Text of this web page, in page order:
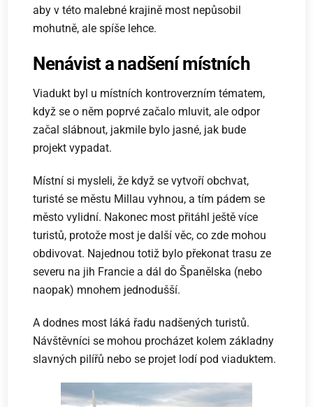
aby v této malebné krajině most nepůsobil
mohutně, ale spíše lehce.
Nenávist a nadšení místních
Viadukt byl u místních kontroverzním tématem,
když se o něm poprvé začalo mluvit, ale odpor
začal slábnout, jakmile bylo jasné, jak bude
projekt vypadat.
Místní si mysleli, že když se vytvoří obchvat,
turisté se městu Millau vyhnou, a tím pádem se
město vylidní. Nakonec most přitáhl ještě více
turistů, protože most je další věc, co zde mohou
obdivovat. Najednou totiž bylo překonat trasu ze
severu na jih Francie a dál do Španělska (nebo
naopak) mnohem jednodušší.
A dodnes most láká řadu nadšených turistů.
Návštěvníci se mohou procházet kolem základny
slavných pilířů nebo se projet lodí pod viaduktem.